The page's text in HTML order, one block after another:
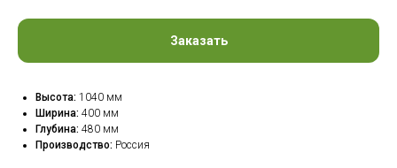
Заказать
Высота: 1040 мм
Ширина: 400 мм
Глубина: 480 мм
Производство: Россия